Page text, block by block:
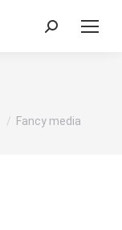
Search:
Fancy media